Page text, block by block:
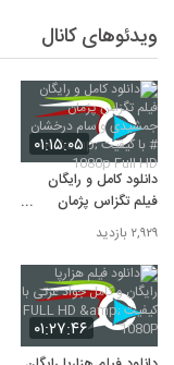
ویدئوهای کانال
۰۱:۱۵:۰۵
دانلود کامل و رایگان
فیلم تگزاس پژمان
جمشیدی و سام درخشان
1080p Full HD
۲,۹۲۹ بازدید
۰۱:۲۷:۴۶